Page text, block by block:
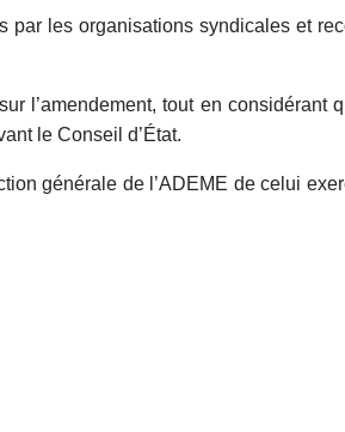
par les organisations syndicales et
l’amendement, tout en considérant
le Conseil d’État.
générale de l’ADEME de celui